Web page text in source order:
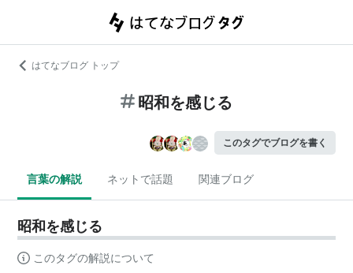
はてなブログ トップ
昭和を感じる
このタグでブログを書く
言葉の解説 ネットで話題 関連ブログ
昭和を感じる
このタグの解説について